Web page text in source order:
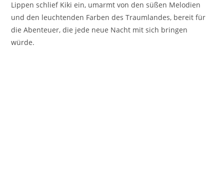
Lippen schlief Kiki ein, umarmt von den süßen Melodien
und den leuchtenden Farben des Traumlandes, bereit für
die Abenteuer, die jede neue Nacht mit sich bringen
würde.